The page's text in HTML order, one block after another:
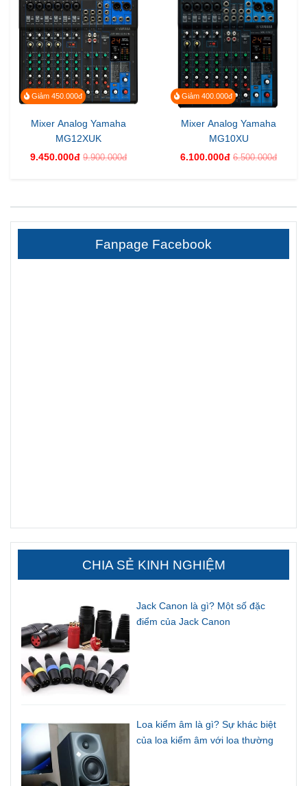
Giảm 450.000đ
Mixer Analog Yamaha
MG12XUK
9.450.000đ 9.900.000đ
Giảm 400.000đ
Mixer Analog Yamaha
MG10XU
6.100.000đ 6.500.000đ
Fanpage Facebook
CHIA SẺ KINH NGHIỆM
Jack Canon là gì? Một số đặc
điểm của Jack Canon
Loa kiểm âm là gì? Sự khác biệt
của loa kiểm âm với loa thường